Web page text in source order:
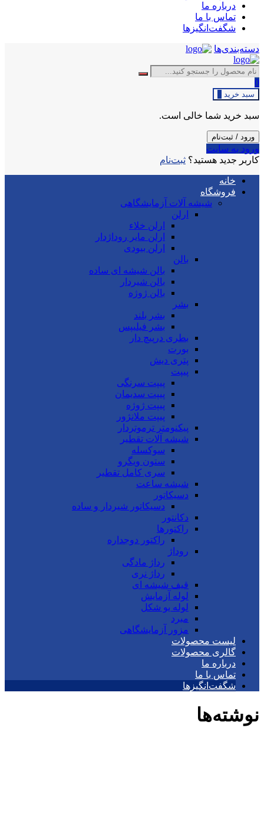
درباره ما
تماس با ما
شگفت‌انگیزها
دسته‌بندی‌ها
0
سبد خرید
سبد خرید شما خالی است.
ورود / ثبت‌نام
ورود به سایت
کاربر جدید هستید؟ ثبت‌نام
خانه
فروشگاه
شیشه آلات آزمایشگاهی
ارلن
ارلن خلاء
ارلن مایر روداژدار
ارلن بیودی
بالن
بالن شیشه ای ساده
بالن شیردار
بالن ژوژه
بشر
بشر بلند
بشر فیلیپس
بطری درپیچ دار
بورت
پتری دیش
پیپت
پیپت سرنگی
پیپت سدیمان
پیپت ژوژه
پیپت ملانژور
پیکنومتر ترموتردار
شیشه آلات تقطیر
سوکسله
ستون ویگرو
سری کامل تقطیر
شیشه ساعت
دسیکاتور
دسیکاتور شیردار و ساده
دکانتور
راکتورها
راکتور دوجداره
روداژ
رداژ مادگی
رداژ نری
قیف شیشه ای
لوله آزمایش
لوله یو شکل
مبرد
مزور آزمایشگاهی
لیست محصولات
گالری محصولات
درباره ما
تماس با ما
شگفت‌انگیزها
نوشته‌ها